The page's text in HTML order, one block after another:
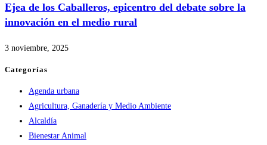
Ejea de los Caballeros, epicentro del debate sobre la
innovación en el medio rural
3 noviembre, 2025
Categorías
Agenda urbana
Agricultura, Ganadería y Medio Ambiente
Alcaldía
Bienestar Animal